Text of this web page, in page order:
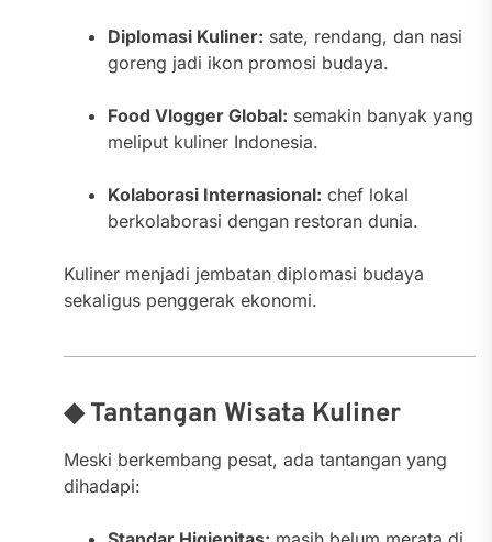
Diplomasi Kuliner: sate, rendang, dan nasi
goreng jadi ikon promosi budaya.
Food Vlogger Global: semakin banyak yang
meliput kuliner Indonesia.
Kolaborasi Internasional: chef lokal
berkolaborasi dengan restoran dunia.
Kuliner menjadi jembatan diplomasi budaya
sekaligus penggerak ekonomi.
◆ Tantangan Wisata Kuliner
Meski berkembang pesat, ada tantangan yang
dihadapi: